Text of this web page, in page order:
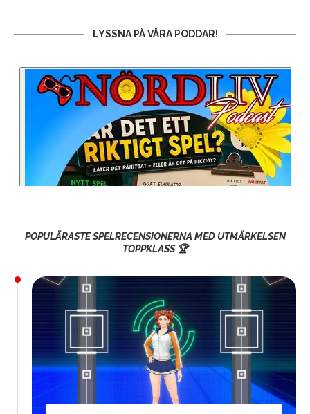
LYSSNA PÅ VÅRA PODDAR!
POPULÄRASTE SPELRECENSIONERNA MED UTMÄRKELSEN
TOPPKLASS 🏆